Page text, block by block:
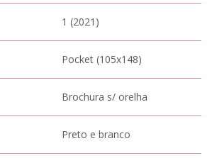
1 (2021)
Pocket (105x148)
Brochura s/ orelha
Preto e branco